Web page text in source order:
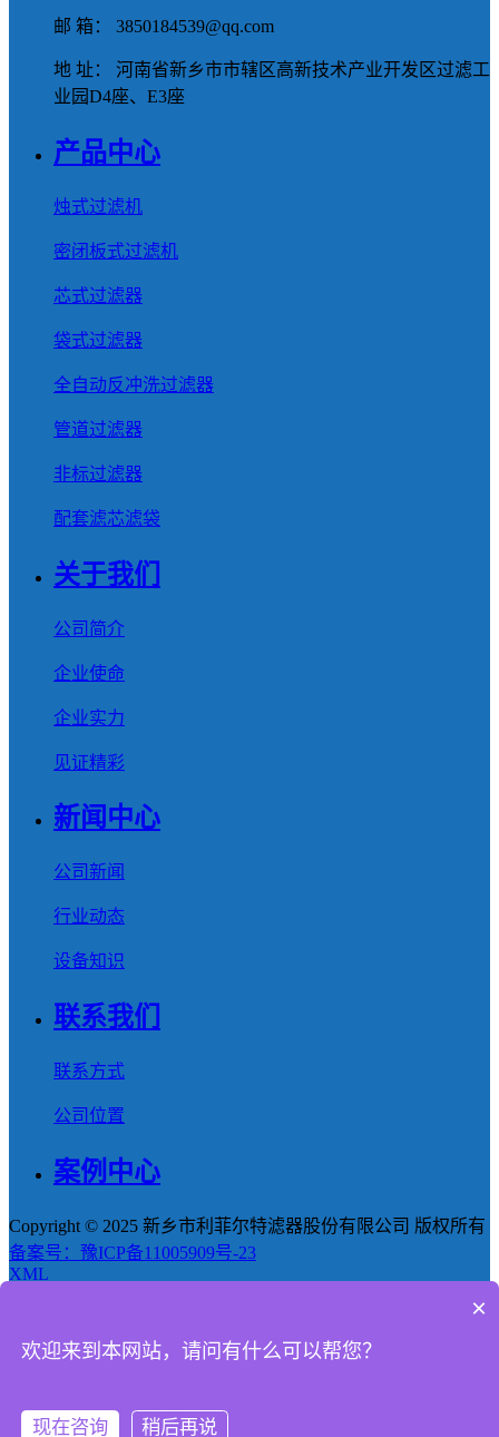
邮 箱： 3850184539@qq.com
地 址： 河南省新乡市市辖区高新技术产业开发区过滤工
业园D4座、E3座
产品中心
烛式过滤机
密闭板式过滤机
芯式过滤器
袋式过滤器
全自动反冲洗过滤器
管道过滤器
非标过滤器
配套滤芯滤袋
关于我们
公司简介
企业使命
企业实力
见证精彩
新闻中心
公司新闻
行业动态
设备知识
联系我们
联系方式
公司位置
案例中心
Copyright © 2025 新乡市利菲尔特滤器股份有限公司 版权所有
备案号：豫ICP备11005909号-23
XML
产品
新闻
×
欢迎来到本网站，请问有什么可以帮您？
现在咨询 稍后再说